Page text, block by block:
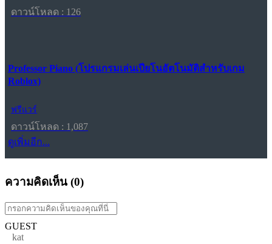
ดาวน์โหลด : 126
Professor Piano (โปรแกรมเล่นเปียโนอัตโนมัติสำหรับเกม
Roblox)
ฟรีแวร์
ดาวน์โหลด : 1,087
ดูเพิ่มอีก...
ความคิดเห็น (0)
GUEST
kat